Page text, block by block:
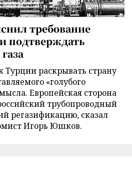
требование
подтверждать
Турции раскрывать страну
«голубого
Европейская сторона
трубопроводный
регазификацию, сказал
Игорь Юшков.